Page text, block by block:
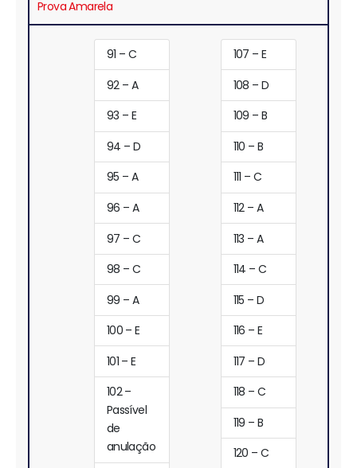
Prova Amarela
91 – C
92 – A
93 – E
94 – D
95 – A
96 – A
97 – C
98 – C
99 – A
100 – E
101 – E
102 –
Passível
de
anulação
107 – E
108 – D
109 – B
110 – B
111 – C
112 – A
113 – A
114 – C
115 – D
116 – E
117 – D
118 – C
119 – B
120 – C